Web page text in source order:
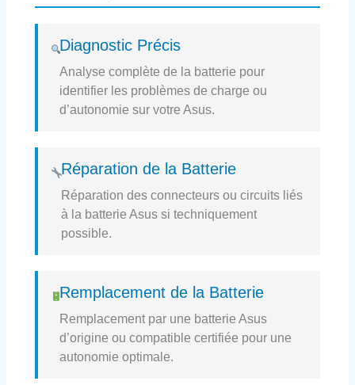
Diagnostic Précis
Analyse complète de la batterie pour
identifier les problèmes de charge ou
d’autonomie sur votre Asus.
Réparation de la Batterie
Réparation des connecteurs ou circuits liés
à la batterie Asus si techniquement
possible.
Remplacement de la Batterie
Remplacement par une batterie Asus
d’origine ou compatible certifiée pour une
autonomie optimale.